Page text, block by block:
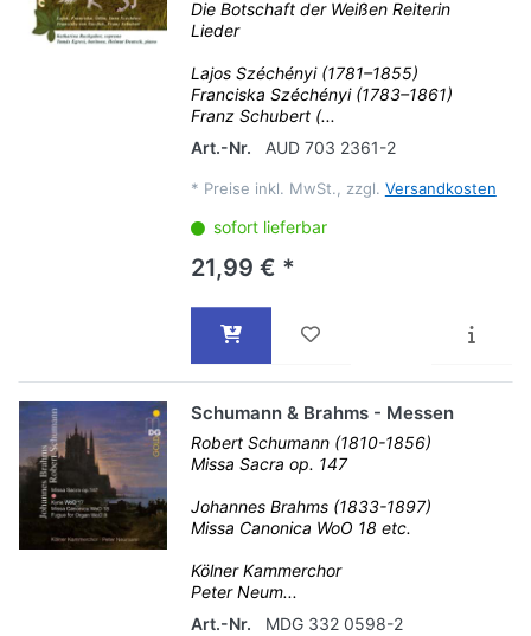
Die Botschaft der Weißen Reiterin
Lieder
Lajos Széchényi (1781–1855)
Franciska Széchényi (1783–1861)
Franz Schubert (...
Art.-Nr.
AUD 703 2361-2
* Preise inkl. MwSt., zzgl. Versandkosten
sofort lieferbar
21,99 € *
Schumann & Brahms - Messen
Robert Schumann (1810-1856)
Missa Sacra op. 147
Johannes Brahms (1833-1897)
Missa Canonica WoO 18 etc.
Kölner Kammerchor
Peter Neum...
Art.-Nr.
MDG 332 0598-2